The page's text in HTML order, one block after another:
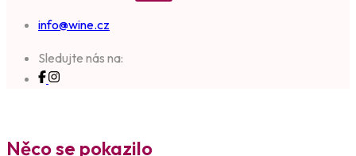
info@wine.cz
Sledujte nás na:
Něco se pokazilo